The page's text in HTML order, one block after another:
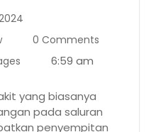
0 Comments
6:59 am
yang biasanya
pada saluran
penyempitan